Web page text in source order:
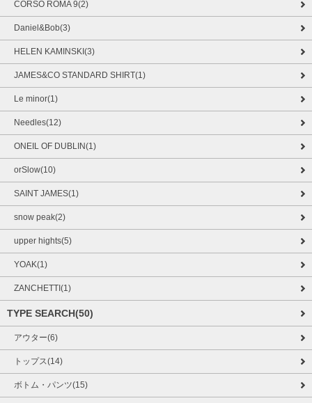
CORSO ROMA 9(2)
Daniel&Bob(3)
HELEN KAMINSKI(3)
JAMES&CO STANDARD SHIRT(1)
Le minor(1)
Needles(12)
ONEIL OF DUBLIN(1)
orSlow(10)
SAINT JAMES(1)
snow peak(2)
upper hights(5)
YOAK(1)
ZANCHETTI(1)
TYPE SEARCH(50)
アウター(6)
トップス(14)
ボトム・パンツ(15)